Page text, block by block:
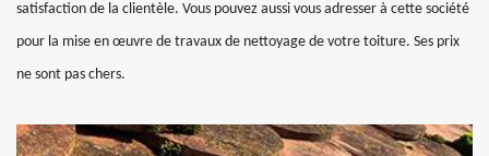
satisfaction de la clientèle. Vous pouvez aussi vous adresser à cette société
pour la mise en œuvre de travaux de nettoyage de votre toiture. Ses prix
ne sont pas chers.